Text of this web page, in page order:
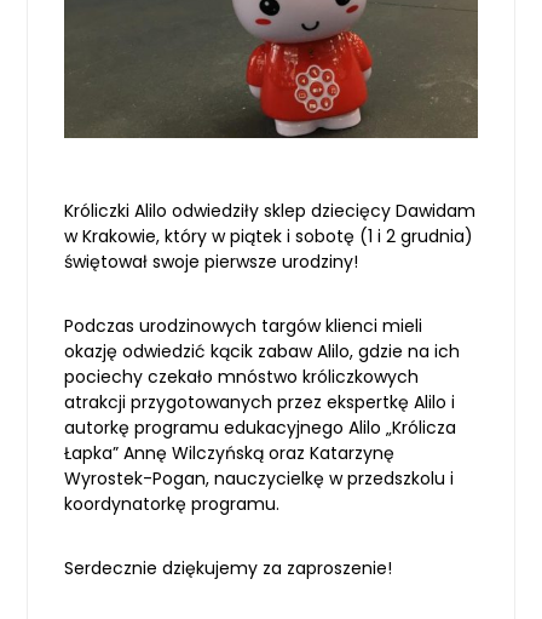
Króliczki Alilo odwiedziły sklep dziecięcy Dawidam
w Krakowie, który w piątek i sobotę (1 i 2 grudnia)
świętował swoje pierwsze urodziny!
Podczas urodzinowych targów klienci mieli
okazję odwiedzić kącik zabaw Alilo, gdzie na ich
pociechy czekało mnóstwo króliczkowych
atrakcji przygotowanych przez ekspertkę Alilo i
autorkę programu edukacyjnego Alilo „Królicza
Łapka” Annę Wilczyńską oraz Katarzynę
Wyrostek-Pogan, nauczycielkę w przedszkolu i
koordynatorkę programu.
Serdecznie dziękujemy za zaproszenie!